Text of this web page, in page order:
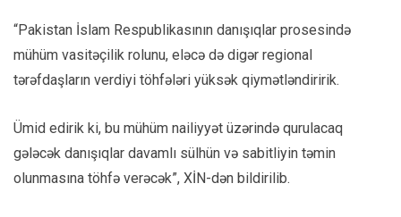
“Pakistan İslam Respublikasının danışıqlar prosesində
mühüm vasitəçilik rolunu, eləcə də digər regional
tərəfdaşların verdiyi töhfələri yüksək qiymətləndiririk.
Ümid edirik ki, bu mühüm nailiyyət üzərində qurulacaq
gələcək danışıqlar davamlı sülhün və sabitliyin təmin
olunmasına töhfə verəcək”, XİN-dən bildirilib.